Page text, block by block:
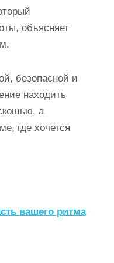
объясняет
безопасной и
находить
а
где хочется
вашего ритма